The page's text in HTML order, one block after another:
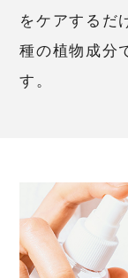
をケアするだ
種の植物成分
す。